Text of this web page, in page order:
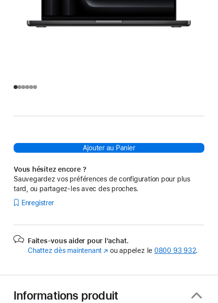
Ajouter au Panier
Vous hésitez encore ?
Sauvegardez vos préférences de configuration pour plus
tard, ou partagez-les avec des proches.
Enregistrer
Faites-vous aider pour l’achat.
Chattez dès maintenant (s’ouvre
ou appelez le 0800 93 932.
Informations produit